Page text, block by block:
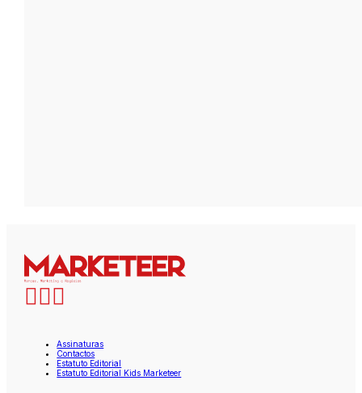
Assinaturas
Contactos
Estatuto Editorial
Estatuto Editorial Kids Marketeer